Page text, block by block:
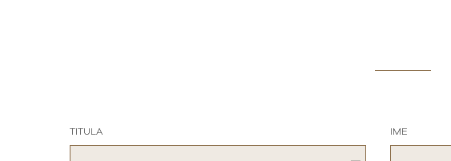
TITULA IME